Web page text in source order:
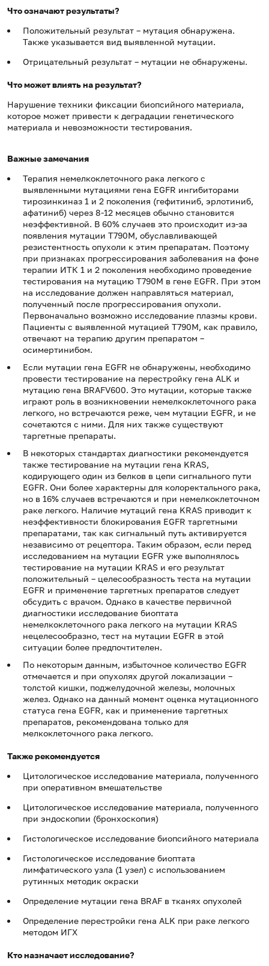
Что означают результаты?
Положительный результат – мутация обнаружена.
Также указывается вид выявленной мутации.
Отрицательный результат – мутации не обнаружены.
Что может влиять на результат?
Нарушение техники фиксации биопсийного материала,
которое может привести к деградации генетического
материала и невозможности тестирования.
Важные замечания
Терапия немелкоклеточного рака легкого с
выявленными мутациями гена EGFR ингибиторами
тирозинкиназ 1 и 2 поколения (гефитиниб, эрлотиниб,
афатиниб) через 8-12 месяцев обычно становится
неэффективной. В 60% случаев это происходит из-за
появления мутации Т790М, обуславливающей
резистентность опухоли к этим препаратам. Поэтому
при признаках прогрессирования заболевания на фоне
терапии ИТК 1 и 2 поколения необходимо проведение
тестирования на мутацию Т790М в гене EGFR. При этом
на исследование должен направляться материал,
полученный после прогрессирования опухоли.
Первоначально возможно исследование плазмы крови.
Пациенты с выявленной мутацией Т790М, как правило,
отвечают на терапию другим препаратом –
осимертинибом.
Если мутации гена EGFR не обнаружены, необходимо
провести тестирование на перестройку гена ALK и
мутацию гена BRAFV600. Это мутации, которые также
играют роль в возникновении немелкоклеточного рака
легкого, но встречаются реже, чем мутации EGFR, и не
сочетаются с ними. Для них также существуют
таргетные препараты.
В некоторых стандартах диагностики рекомендуется
также тестирование на мутации гена KRAS,
кодирующего один из белков в цепи сигнального пути
EGFR. Они более характерны для колоректального рака,
но в 16% случаев встречаются и при немелкоклеточном
раке легкого. Наличие мутаций гена KRAS приводит к
неэффективности блокирования EGFR таргетными
препаратами, так как сигнальный путь активируется
независимо от рецептора. Таким образом, если перед
исследованием на мутации EGFR уже выполнялось
тестирование на мутации KRAS и его результат
положительный – целесообразность теста на мутации
EGFR и применение таргетных препаратов следует
обсудить с врачом. Однако в качестве первичной
диагностики исследование биоптата
немелкоклеточного рака легкого на мутации KRAS
нецелесообразно, тест на мутации EGFR в этой
ситуации более предпочтителен.
По некоторым данным, избыточное количество EGFR
отмечается и при опухолях другой локализации –
толстой кишки, поджелудочной железы, молочных
желез. Однако на данный момент оценка мутационного
статуса гена EGFR, как и применение таргетных
препаратов, рекомендована только для
мелкоклеточного рака легкого.
Также рекомендуется
Цитологическое исследование материала, полученного
при оперативном вмешательстве
Цитологическое исследование материала, полученного
при эндоскопии (бронхоскопия)
Гистологическое исследование биопсийного материала
Гистологическое исследование биоптата
лимфатического узла (1 узел) с использованием
рутинных методик окраски
Определение мутации гена BRAF в тканях опухолей
Определение перестройки гена ALK при раке легкого
методом ИГХ
Кто назначает исследование?